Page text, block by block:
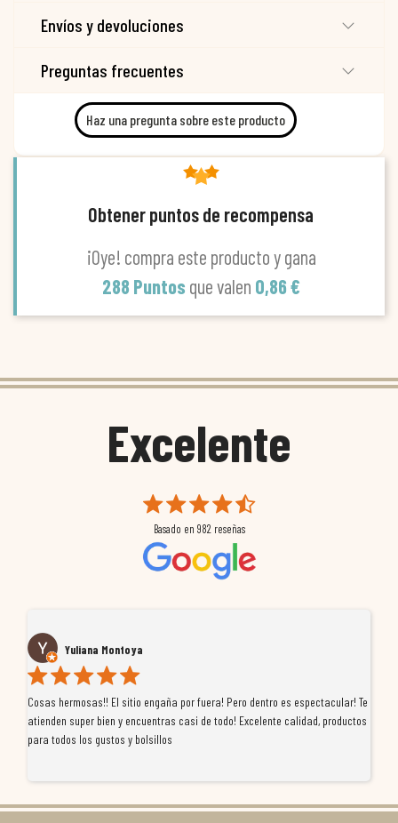
Envíos y devoluciones
Preguntas frecuentes
Haz una pregunta sobre este producto
Obtener puntos de recompensa
¡Oye! compra este producto y gana
288 Puntos que valen 0,86 €
Excelente
Basado en 982 reseñas
Yuliana Montoya
Cosas hermosas!! El sitio engaña por fuera! Pero dentro es espectacular! Te
atienden super bien y encuentras casi de todo! Excelente calidad, productos
para todos los gustos y bolsillos